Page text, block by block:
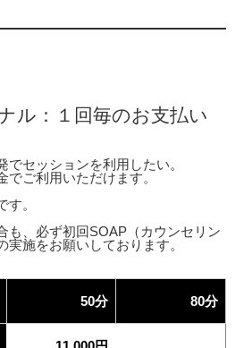
ル：１回毎のお支払い
セッションを利用したい。
でご利用いただけます。
。
も、必ず初回SOAP（カウンセリン
実施をお願いしております。
50分 80分